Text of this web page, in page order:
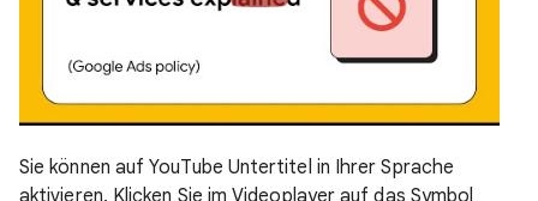
Sie können auf YouTube Untertitel in Ihrer Sprache
aktivieren. Klicken Sie im Videoplayer auf das Symbol